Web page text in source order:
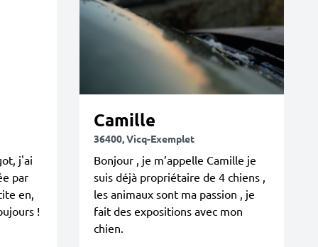
j'ai
par
en,
!
Camille
36400, Vicq-Exemplet
Bonjour , je m’appelle Camille je
suis déjà propriétaire de 4 chiens ,
les animaux sont ma passion , je
fait des expositions avec mon
chien.